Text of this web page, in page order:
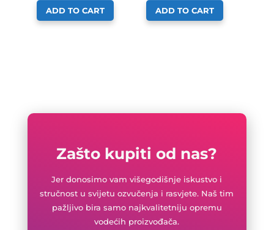
ADD TO CART ADD TO CART
Zašto kupiti od nas?
Jer donosimo vam višegodišnje iskustvo i
stručnost u svijetu ozvučenja i rasvjete. Naš tim
pažljivo bira samo najkvalitetniju opremu
vodećih proizvođača.